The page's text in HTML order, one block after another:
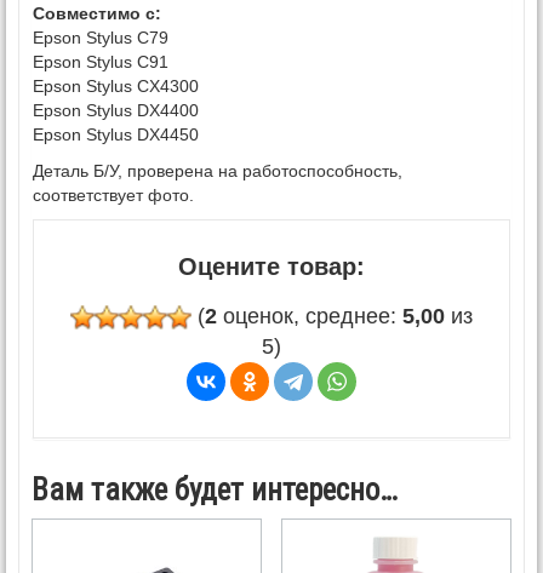
Совместимо с:
Epson Stylus C79
Epson Stylus C91
Epson Stylus CX4300
Epson Stylus DX4400
Epson Stylus DX4450
Деталь Б/У, проверена на работоспособность,
соответствует фото.
Оцените товар:
(2 оценок, среднее: 5,00 из
5)
Вам также будет интересно…